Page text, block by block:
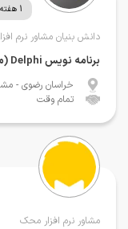
1 هفته پیش
دانش بنیان مشاور نرم
برنامه نویس Delphi (مشهد)
خراسان رضوی -
تمام وقت
مشاور نرم افزار محک